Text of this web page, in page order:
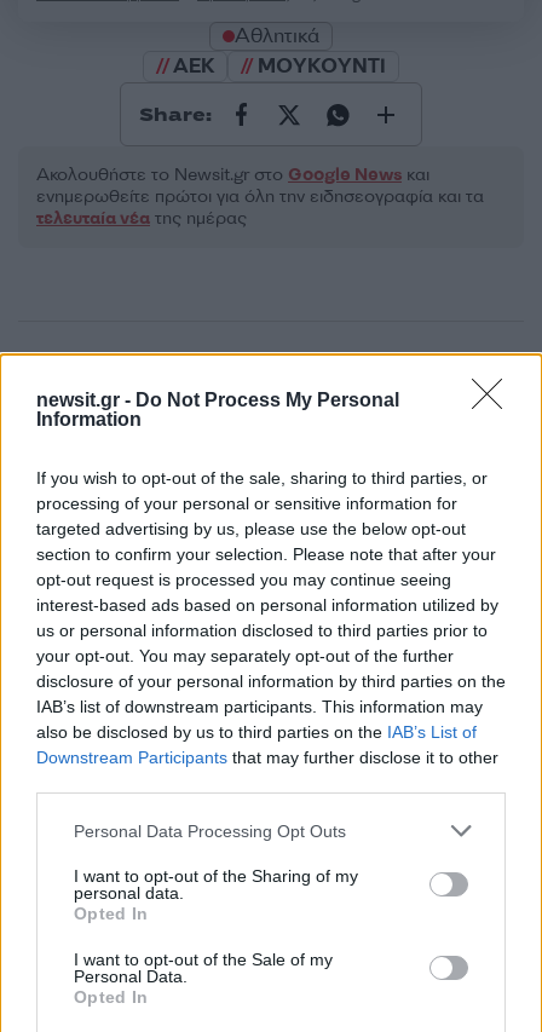
newsit.gr - Do Not Process My Personal
Information
If you wish to opt-out of the sale, sharing to third parties, or
processing of your personal or sensitive information for
targeted advertising by us, please use the below opt-out
section to confirm your selection. Please note that after your
opt-out request is processed you may continue seeing
interest-based ads based on personal information utilized by
us or personal information disclosed to third parties prior to
your opt-out. You may separately opt-out of the further
disclosure of your personal information by third parties on the
IAB’s list of downstream participants. This information may
also be disclosed by us to third parties on the IAB’s List of
Downstream Participants that may further disclose it to other
Please note that this website/app uses one or more Google
not limited to your visit or usage behaviour. You may click to
grant or deny consent to Google and its third-party tags to
use your data for below specified purposes in below Google
consent section.
Personal Data Processing Opt Outs
I want to opt-out of the Sharing of my
personal data.
Opted In
I want to opt-out of the Sale of my
Personal Data.
Opted In
Αθλητικά
ΑΕΚ
ΜΟΥΚΟΥΝΤΙ
Share:
Ακολουθήστε το Νewsit.gr στο Google News και
ενημερωθείτε πρώτοι για όλη την ειδησεογραφία και τα
τελευταία νέα της ημέρας
1 Σοκαριστική υπόθεση στην Κρήτη:
να ασελγήσει σε 10χρονο κορίτσι - Το παιδί
καθόταν αμέριμνο σε αυλή επιχείρησης
2Δεν ήταν μόνο η ταχύτητα που οδήγησε
στο τροχαίο στις Σέρρες με νεκρούς μητέρα
και γιο - «Ίσως κάτι απέσπασε την προσοχή
του οδηγού» λέει πραγματογνώμονας
3Μυστράς: Αλλαγή στην υπερασπιστική
γραμμή του 55χρονου που έκρυψε τον
νεκρό πατέρα του σε καταψύκτη – Η
αγάπη στους γονείς και η διαφωνία με την
αδερφή του
4Ανησυχία από το ξέσπασμα του ιού του
Δυτικού Νείλου με κρούσματα στην Αττική
- «Καμπανάκι» από τον Ιατρικό Σύλλογο
υγείας
Πέθανε ο Γουίλιαμ Όρμπιτ, παραγωγός του
εμβληματικού άλμπουμ της Μαντόνα «Ray
of Light»
Πιο σχολιασμένα